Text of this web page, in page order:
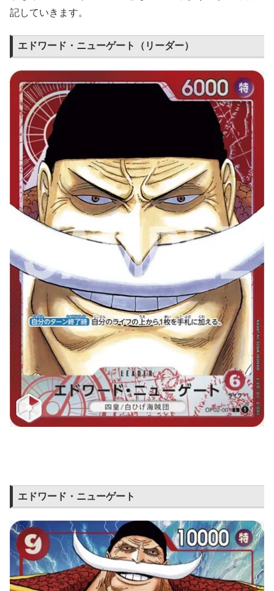
記していきます。
エドワード・ニューゲート（リーダー）
エドワード・ニューゲート